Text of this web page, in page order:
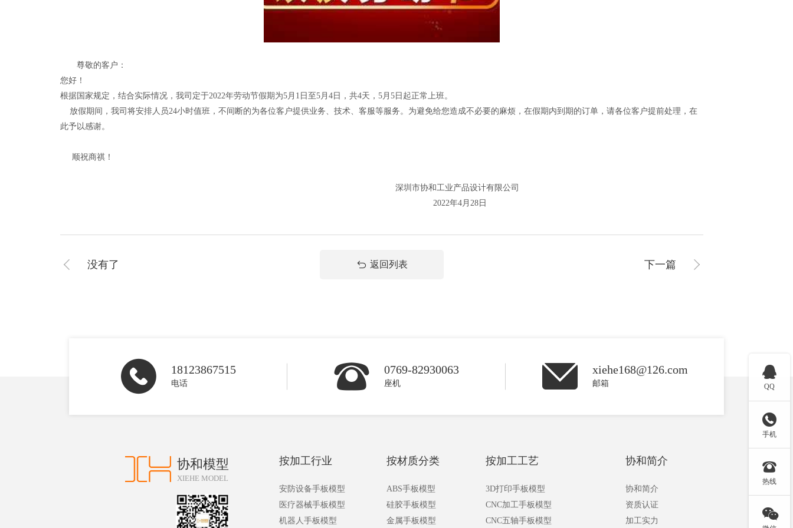
尊敬的客户：
您好！
根据国家规定，结合实际情况，我司定于2022年劳动节假期为5月1日至5月4日，共4天，5月5日起正常上班。
放假期间，我司将安排人员24小时值班，不间断的为各位客户提供业务、技术、客服等服务。为避免给您造成不必要的麻烦，在假期内到期的订单，请各位客户提前处理，在
此予以感谢。
顺祝商祺！
深圳市协和工业产品设计有限公司
2022年4月28日
没有了 返回列表 下一篇
18123867515
电话
0769-82930063
座机
xiehe168@126.com
邮箱
协和模型
XIEHE MODEL
按加工行业
安防设备手板模型
医疗器械手板模型
机器人手板模型
按材质分类
ABS手板模型
硅胶手板模型
金属手板模型
按加工工艺
3D打印手板模型
CNC加工手板模型
CNC五轴手板模型
协和简介
协和简介
资质认证
加工实力

QQ

手机

热线
